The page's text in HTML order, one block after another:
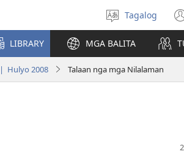
Pumili
ng
wika
Tagalog
LIBRARY MGA BALITA
Hulyo 2008 Talaan nga mga Nilalaman